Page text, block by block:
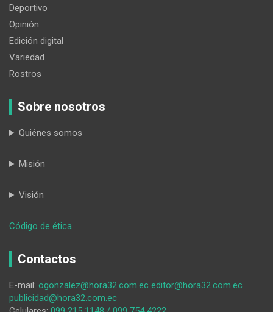
Deportivo
Opinión
Edición digital
Variedad
Rostros
Sobre nosotros
Quiénes somos
Misión
Visión
Código de ética
Huertos
de
Malacatos,
Contactos
E-mail: ogonzalez@hora32.com.ec editor@hora32.com.ec
publicidad@hora32.com.ec